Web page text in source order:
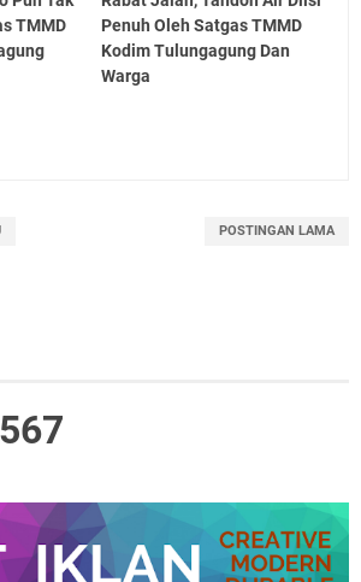
TMMD
Penuh Oleh Satgas TMMD
Kodim Tulungagung Dan
Warga
POSTINGAN LAMA
567